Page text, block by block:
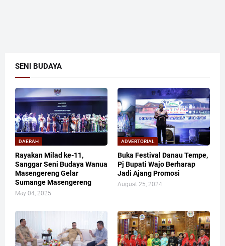
SENI BUDAYA
DAERAH
Rayakan Milad ke-11,
Sanggar Seni Budaya Wanua
Masengereng Gelar
Sumange Masengereng
May 04, 2025
ADVERTORIAL
Buka Festival Danau Tempe,
Pj Bupati Wajo Berharap
Jadi Ajang Promosi
August 25, 2024